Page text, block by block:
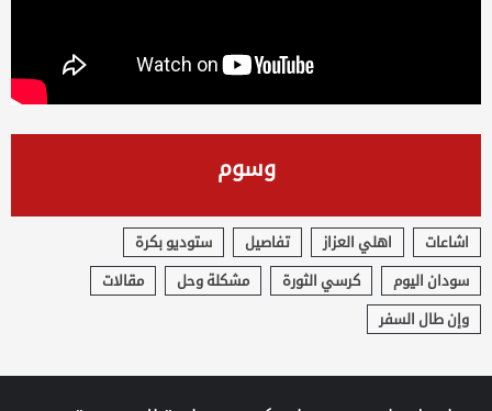
وسوم
اشاعات اهلي العزاز تفاصيل ستوديو بكرة
سودان اليوم كرسي الثورة مشكلة وحل مقالات
وإن طال السفر